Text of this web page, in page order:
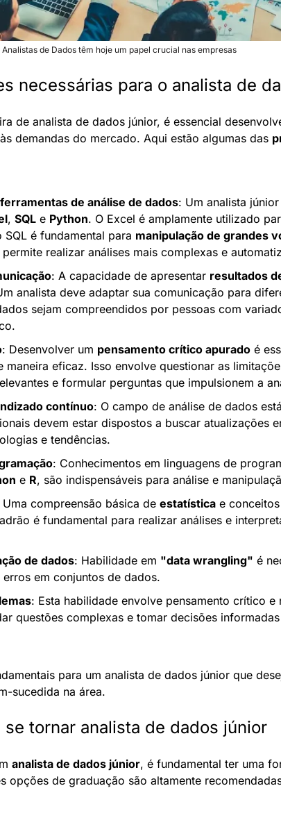
Analistas de Dados têm hoje um papel crucial nas empresas
necessárias para o analista de
de analista de dados júnior, é essencial
demandas do mercado. Aqui estão algumas das
de análise de dados: Um analista
, SQL e Python. O Excel é amplamente utilizado
é fundamental para manipulação de grandes
realizar análises mais complexas e
: A capacidade de apresentar resultados
analista deve adaptar sua comunicação para
sejam compreendidos por pessoas com
: Desenvolver um pensamento crítico apurado é
maneira eficaz. Isso envolve questionar as
e formular perguntas que impulsionem a
contínuo: O campo de análise de dados está
devem estar dispostos a buscar atualizações
e tendências.
: Conhecimentos em linguagens de
e R, são indispensáveis para análise e
Uma compreensão básica de estatística e
é fundamental para realizar análises e
de dados: Habilidade em "data wrangling" é
em conjuntos de dados.
: Esta habilidade envolve pensamento crítico e
questões complexas e tomar decisões
para um analista de dados júnior que
sucedida na área.
se tornar analista de dados júnior
analista de dados júnior, é fundamental ter uma
opções de graduação são altamente